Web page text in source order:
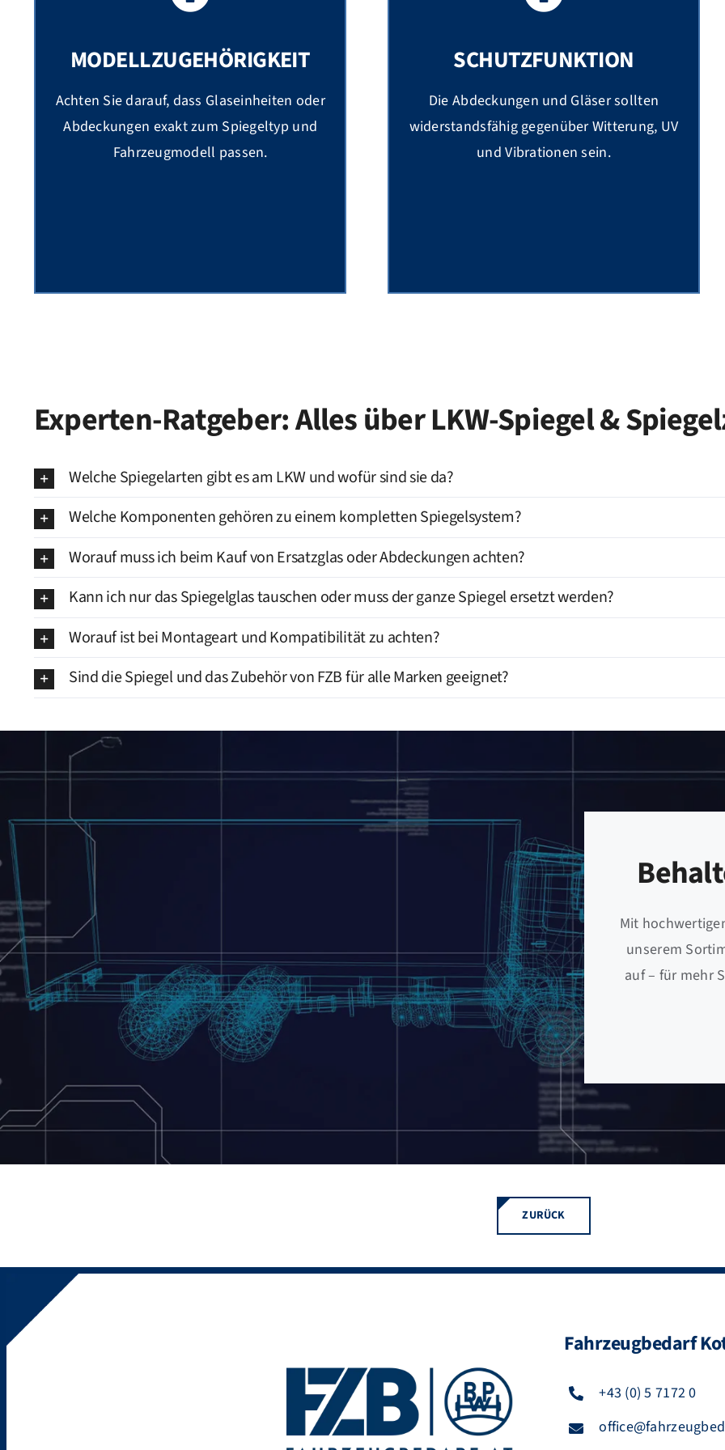
MODELLZUGEHÖRIGKEIT
Achten Sie darauf, dass Glaseinheiten oder
Abdeckungen exakt zum Spiegeltyp und
Fahrzeugmodell passen.
SCHUTZFUNKTION
Die Abdeckungen und Gläser sollten
widerstandsfähig gegenüber Witterung, UV
und Vibrationen sein.
Experten-Ratgeber: Alles über LKW-Spiegel &
Welche Spiegelarten gibt es am LKW und wofür sind sie da?
Welche Komponenten gehören zu einem kompletten Spiegelsystem?
Worauf muss ich beim Kauf von Ersatzglas oder Abdeckungen achten?
Kann ich nur das Spiegelglas tauschen oder muss der ganze Spiegel ersetzt werden?
Worauf ist bei Montageart und Kompatibilität zu achten?
Sind die Spiegel und das Zubehör von FZB für alle Marken geeignet?
Mit
unserem
auf – für mehr
ZURÜCK
Fahrzeugbedarf
+43 (0) 5 7172 0